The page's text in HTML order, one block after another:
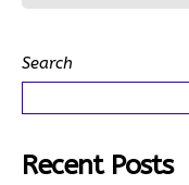
Search
Recent Posts